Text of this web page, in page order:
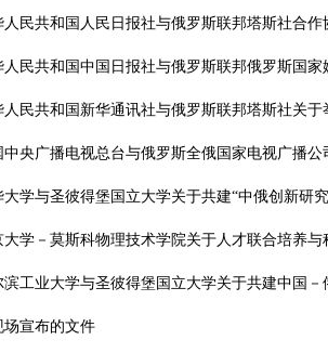
人民共和国人民日报社与俄罗斯联邦塔斯社合作
人民共和国中国日报社与俄罗斯联邦俄罗斯国
人民共和国新华通讯社与俄罗斯联邦塔斯社关
中央广播电视总台与俄罗斯全俄国家电视广播
大学与圣彼得堡国立大学关于共建“中俄创新研
大学－莫斯科物理技术学院关于人才联合培养
滨工业大学与圣彼得堡国立大学关于共建中国
场宣布的文件